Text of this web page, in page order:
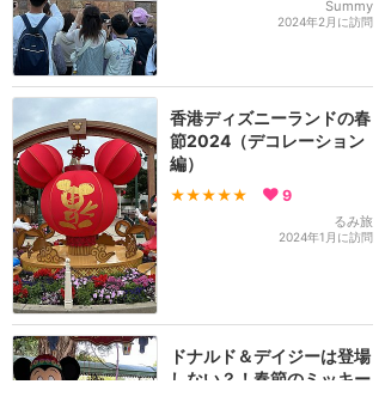
Summy
2024年2月に訪問
香港ディズニーランドの春
節2024（デコレーション
編）
★★★★★ 9
るみ旅
2024年1月に訪問
ドナルド＆デイジーは登場
しない？！春節のミッキー